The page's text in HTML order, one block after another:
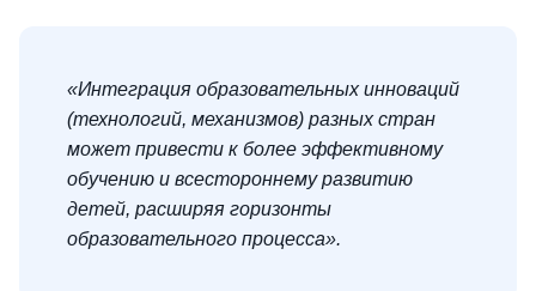
«Интеграция образовательных инноваций
(технологий, механизмов) разных стран
может привести к более эффективному
обучению и всестороннему развитию
детей, расширяя горизонты
образовательного процесса».